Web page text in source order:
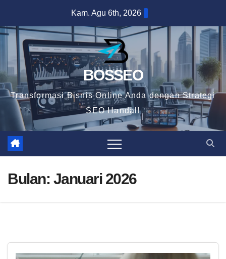
content
Kam. Agu 6th, 2026
BOSSEO
Transformasi Bisnis Online Anda dengan Strategi
SEO Handal!
Bulan: Januari 2026